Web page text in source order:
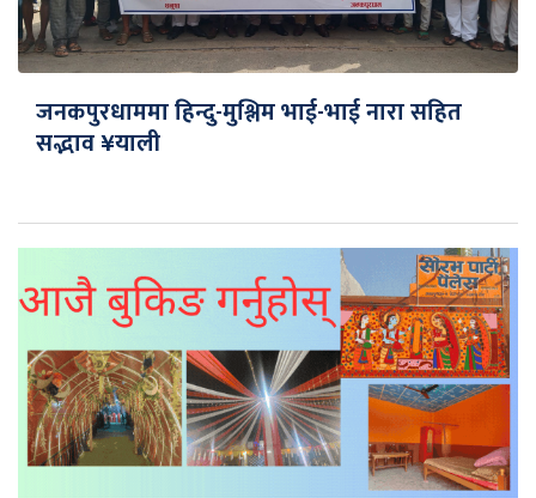
जनकपुरधाममा हिन्दु-मुश्लिम भाई-भाई नारा सहित
सद्भाव ¥याली